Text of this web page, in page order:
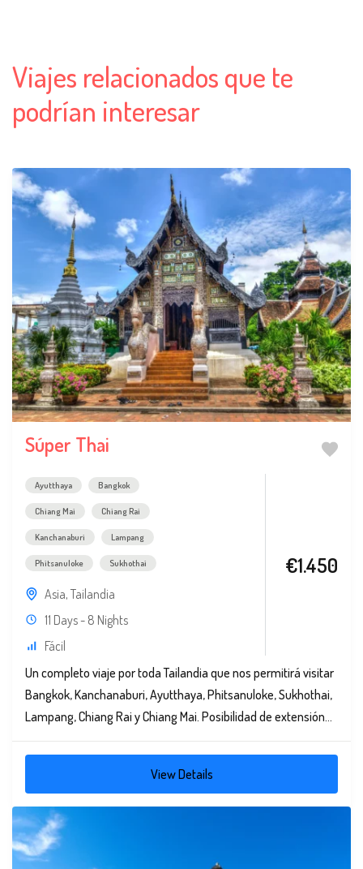
Viajes relacionados que te
podrían interesar
Súper Thai
Ayutthaya Bangkok
Chiang Mai Chiang Rai
Kanchanaburi Lampang
Phitsanuloke Sukhothai
Asia, Tailandia
11 Days - 8 Nights
Fácil
€1.450
Un completo viaje por toda Tailandia que nos permitirá visitar
Bangkok, Kanchanaburi, Ayutthaya, Phitsanuloke, Sukhothai,
Lampang, Chiang Rai y Chiang Mai. Posibilidad de extensión
a...
View Details